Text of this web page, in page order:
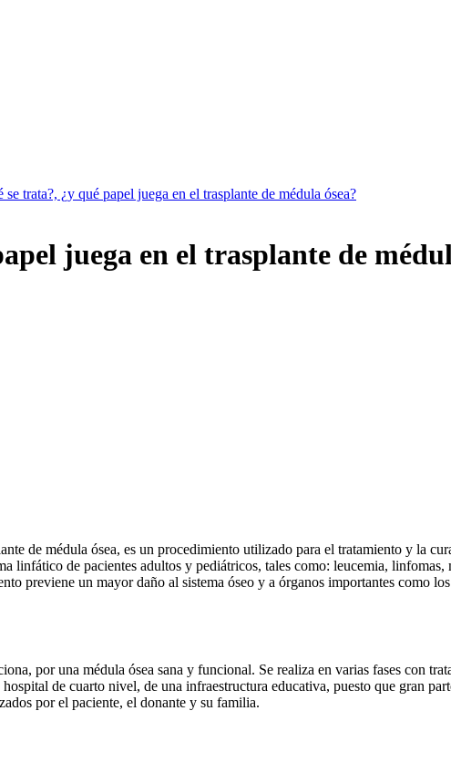
trata?, ¿y qué papel juega en el trasplante de médula ósea?
juega en el trasplante de
de médula ósea, es un procedimiento utilizado para el tratamiento y la
linfático de pacientes adultos y pediátricos, tales como: leucemia,
previene un mayor daño al sistema óseo y a órganos importantes como
por una médula ósea sana y funcional. Se realiza en varias fases con
de cuarto nivel, de una infraestructura educativa, puesto que gran
por el paciente, el donante y su familia.